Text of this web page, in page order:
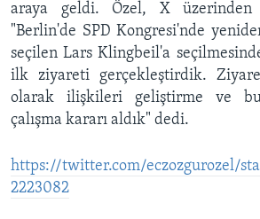
araya geldi. Özel, X üzerinden
"Berlin'de SPD Kongresi'nde
seçilen Lars Klingbeil'a
ilk ziyareti gerçekleştirdik.
olarak ilişkileri geliştirme ve
çalışma kararı aldık" dedi.
https://twitter.com/eczozgurozel/
2223082